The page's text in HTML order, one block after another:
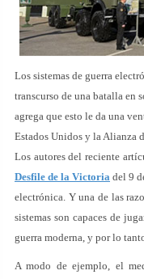
Los sistemas de guerra
transcurso de una batalla en
agrega que esto le da una
Estados Unidos y la Alianza
Los autores del reciente
Desfile de la Victoria del 9
electrónica. Y una de las
sistemas son capaces de
guerra moderna, y por lo
A modo de ejemplo, el